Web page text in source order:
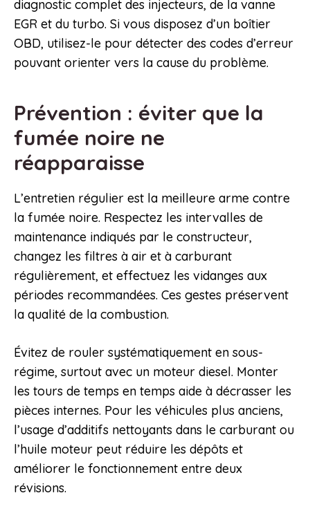
diagnostic complet des injecteurs, de la vanne
EGR et du turbo. Si vous disposez d’un boîtier
OBD, utilisez-le pour détecter des codes d’erreur
pouvant orienter vers la cause du problème.
Prévention : éviter que la
fumée noire ne
réapparaisse
L’entretien régulier est la meilleure arme contre
la fumée noire. Respectez les intervalles de
maintenance indiqués par le constructeur,
changez les filtres à air et à carburant
régulièrement, et effectuez les vidanges aux
périodes recommandées. Ces gestes préservent
la qualité de la combustion.
Évitez de rouler systématiquement en sous-
régime, surtout avec un moteur diesel. Monter
les tours de temps en temps aide à décrasser les
pièces internes. Pour les véhicules plus anciens,
l’usage d’additifs nettoyants dans le carburant ou
l’huile moteur peut réduire les dépôts et
améliorer le fonctionnement entre deux
révisions.